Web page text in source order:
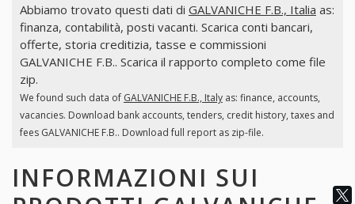
Abbiamo trovato questi dati di GALVANICHE F.B., Italia as:
finanza, contabilità, posti vacanti. Scarica conti bancari,
offerte, storia creditizia, tasse e commissioni
GALVANICHE F.B.. Scarica il rapporto completo come file
zip.
We found such data of GALVANICHE F.B., Italyas: finance, accounts,
vacancies. Download bank accounts, tenders, credit history, taxes and
fees GALVANICHE F.B.. Download full report as zip-file.
INFORMAZIONI SUI